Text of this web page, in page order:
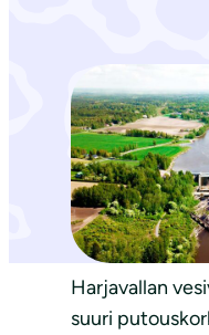
Harjavallan
suuri